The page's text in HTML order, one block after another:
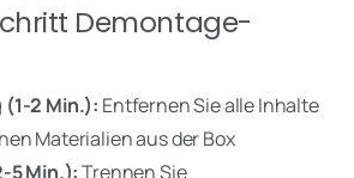
Demontage-
2 Min.): Entfernen Sie alle Inhalte
Materialien aus der Box
5 Min.):Trennen Sie